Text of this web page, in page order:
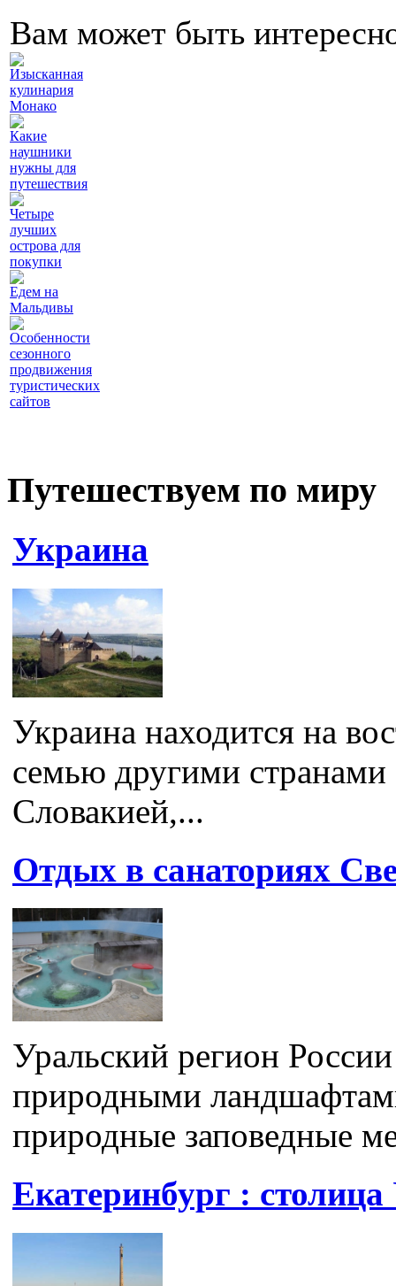
Вам может быть
Изысканная
кулинария
Монако
Какие
наушники
нужны для
путешествия
Четыре
лучших
острова для
покупки
Едем на
Мальдивы
Особенности
сезонного
продвижения
туристических
сайтов
Путешествуем по миру
Украина
Украина находится на
семью другими
Словакией,...
Отдых в санаториях
Уральский регион
природными
природные заповедные
Екатеринбург :